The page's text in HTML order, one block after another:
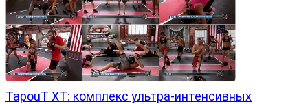
TapouT XT: комплекс ультра-интенсивных